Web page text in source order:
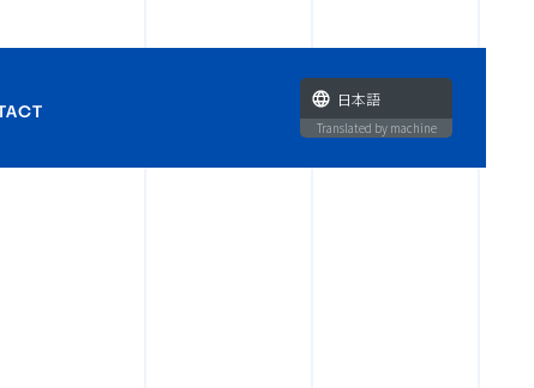
日本語
Translated by machine